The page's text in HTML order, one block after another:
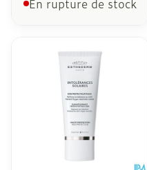
En rupture de stock